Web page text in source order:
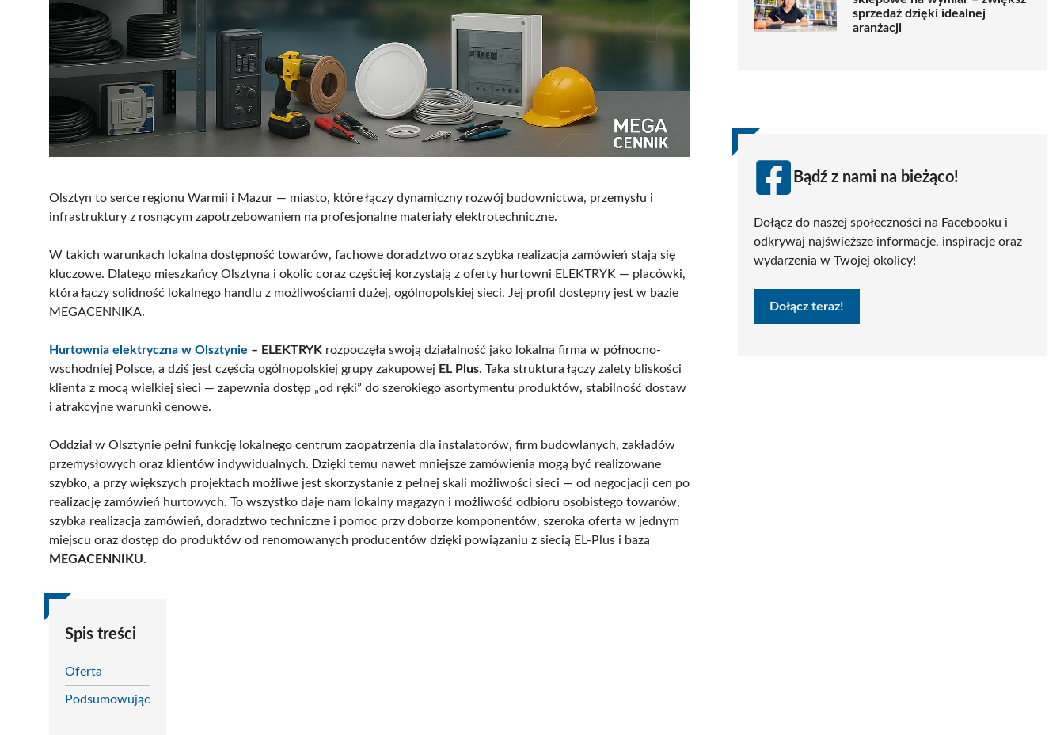
Olsztyn to serce regionu Warmii i Mazur — miasto, które łączy dynamiczny rozwój budownictwa, przemysłu i
infrastruktury z rosnącym zapotrzebowaniem na profesjonalne materiały elektrotechniczne.
W takich warunkach lokalna dostępność towarów, fachowe doradztwo oraz szybka realizacja zamówień stają się
kluczowe. Dlatego mieszkańcy Olsztyna i okolic coraz częściej korzystają z oferty hurtowni ELEKTRYK — placówki,
która łączy solidność lokalnego handlu z możliwościami dużej, ogólnopolskiej sieci. Jej profil dostępny jest w bazie
MEGACENNIKA.
Hurtownia elektryczna w Olsztynie – ELEKTRYK rozpoczęła swoją działalność jako lokalna firma w północno-
wschodniej Polsce, a dziś jest częścią ogólnopolskiej grupy zakupowej EL Plus. Taka struktura łączy zalety bliskości
klienta z mocą wielkiej sieci — zapewnia dostęp „od ręki” do szerokiego asortymentu produktów, stabilność dostaw
i atrakcyjne warunki cenowe.
Oddział w Olsztynie pełni funkcję lokalnego centrum zaopatrzenia dla instalatorów, firm budowlanych, zakładów
przemysłowych oraz klientów indywidualnych. Dzięki temu nawet mniejsze zamówienia mogą być realizowane
szybko, a przy większych projektach możliwe jest skorzystanie z pełnej skali możliwości sieci — od negocjacji cen po
realizację zamówień hurtowych. To wszystko daje nam lokalny magazyn i możliwość odbioru osobistego towarów,
szybka realizacja zamówień, doradztwo techniczne i pomoc przy doborze komponentów, szeroka oferta w jednym
miejscu oraz dostęp do produktów od renomowanych producentów dzięki powiązaniu z siecią EL-Plus i bazą
MEGACENNIKU.
Spis treści
Oferta
Podsumowując
sprzedaż dzięki idealnej
aranżacji
Bądź z nami na bieżąco!
Dołącz do naszej społeczności na Facebooku i
odkrywaj najświeższe informacje, inspiracje oraz
wydarzenia w Twojej okolicy!
Dołącz teraz!